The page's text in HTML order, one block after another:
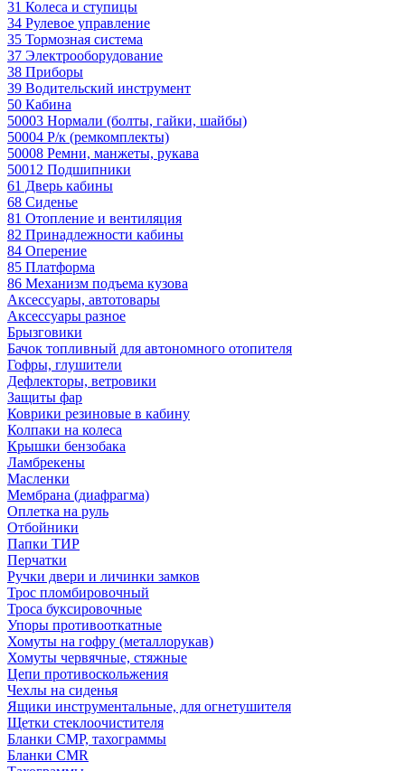
31 Колеса и ступицы
34 Рулевое управление
35 Тормозная система
37 Электрооборудование
38 Приборы
39 Водительский инструмент
50 Кабина
50003 Нормали (болты, гайки, шайбы)
50004 Р/к (ремкомплекты)
50008 Ремни, манжеты, рукава
50012 Подшипники
61 Дверь кабины
68 Сиденье
81 Отопление и вентиляция
82 Принадлежности кабины
84 Оперение
85 Платформа
86 Механизм подъема кузова
Аксессуары, автотовары
Аксессуары разное
Брызговики
Бачок топливный для автономного отопителя
Гофры, глушители
Дефлекторы, ветровики
Защиты фар
Коврики резиновые в кабину
Колпаки на колеса
Крышки бензобака
Ламбрекены
Масленки
Мембрана (диафрагма)
Оплетка на руль
Отбойники
Папки ТИР
Перчатки
Ручки двери и личинки замков
Трос пломбировочный
Троса буксировочные
Упоры противооткатные
Хомуты на гофру (металлорукав)
Хомуты червячные, стяжные
Цепи противоскольжения
Чехлы на сиденья
Ящики инструментальные, для огнетушителя
Щетки стеклоочистителя
Бланки СМР, тахограммы
Бланки CMR